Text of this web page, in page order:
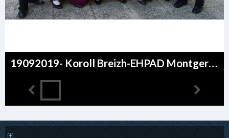
19092019- Koroll Breizh-EHPAD Montgeron